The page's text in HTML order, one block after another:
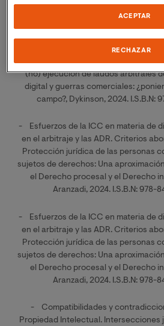
Obsolescencia programada
- Contexto del (In)cumplimiento, el
(no) ejecución de laudos arbitrales
digital y guerras comerciales:
campo?, Dykinson, 2024. I.S.B.N:
- Esfuerzos de la ICC en materia de
en el arbitraje y las ADR. Criterios
Protección jurídica de las personas
sujetos de derechos: Una
el Derecho procesal y el Derecho
Aranzadi, 2024. I.S.B.N: 978-
- Esfuerzos de la ICC en materia de
en el arbitraje y las ADR. Criterios
Protección jurídica de las personas
sujetos de derechos: Una
el Derecho procesal y el Derecho
Aranzadi, 2024. I.S.B.N: 978-
- Compatibilidades y
Propiedad Intelectual. Intersecciones
RECHAZAR
ACEPTAR